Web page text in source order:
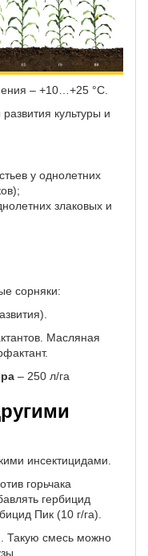
– +10…+25 °C.
культуры и
у однолетних
злаковых и
сорняки:
Масляная
– 250 л/га
инсектицидами.
горьчака
гербицид
Пик (10 г/га).
Такую смесь можно